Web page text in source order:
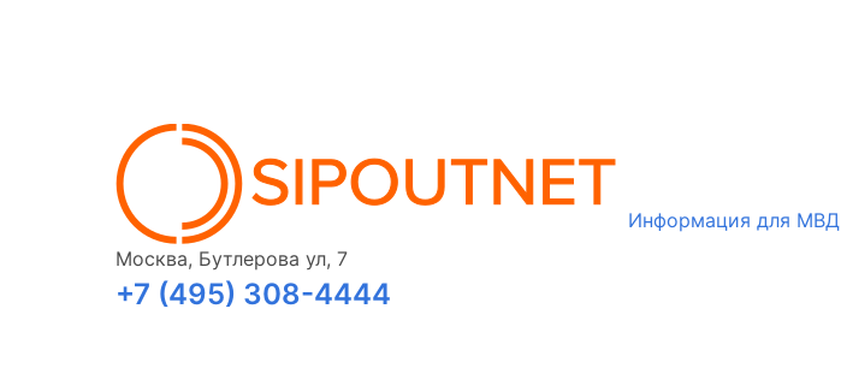
Москва, Бутлерова ул, 7
+7 (495) 308-4444
Информация для МВД